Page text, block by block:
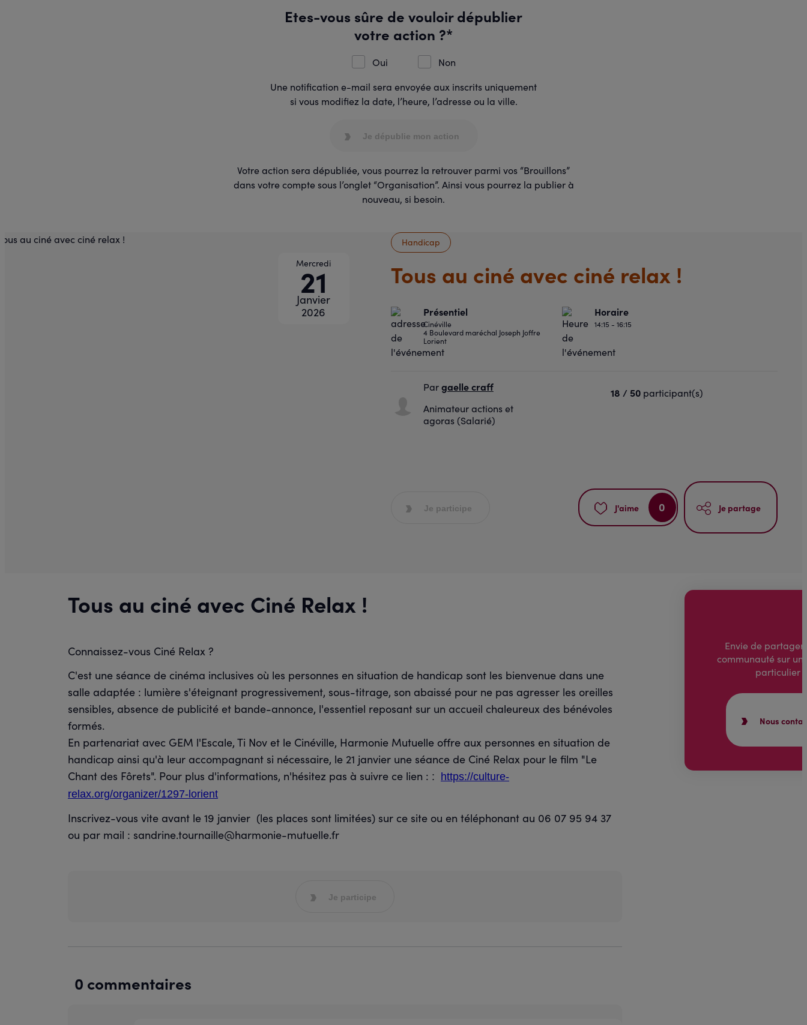
Etes-vous sûre de vouloir dépublier
votre action ?*
Oui
Non
Une notification e-mail sera envoyée aux inscrits uniquement
si vous modifiez la date, l’heure, l’adresse ou la ville.
Je dépublie mon action
Votre action sera dépubliée, vous pourrez la retrouver parmi vos “Brouillons”
dans votre compte sous l’onglet “Organisation”. Ainsi vous pourrez la publier à
nouveau, si besoin.
Handicap
Tous au ciné avec ciné relax !
Présentiel
Cinéville
4 Boulevard maréchal Joseph Joffre
Lorient
Horaire
14:15 - 16:15
Pargaelle craff
Animateur actions et
agoras (Salarié)
18 / 50 participant(s)
Je participe J'aime 0 Je partage
Mercredi
21
Janvier
2026
Tous au ciné avec Ciné Relax !
Connaissez-vous Ciné Relax ?
C'est une séance de cinéma inclusives où les personnes en situation de handicap sont les bienvenue dans une
salle adaptée : lumière s'éteignant progressivement, sous-titrage, son abaissé pour ne pas agresser les oreilles
sensibles, absence de publicité et bande-annonce, l'essentiel reposant sur un accueil chaleureux des bénévoles
formés.
En partenariat avec GEM l'Escale, Ti Nov et le Cinéville, Harmonie Mutuelle offre aux personnes en situation de
handicap ainsi qu'à leur accompagnant si nécessaire, le 21 janvier une séance de Ciné Relax pour le film "Le
Chant des Fôrets". Pour plus d'informations, n'hésitez pas à suivre ce lien : :
https://culture-
relax.org/organizer/1297-lorient
Inscrivez-vous vite avant le 19 janvier (les places sont limitées) sur ce site ou en téléphonant au 06 07 95 94 37
ou par mail : sandrine.tournaille@harmonie-mutuelle.fr
Je participe
0 commentaires
Envie de partager
communauté sur un
particulier
Nous